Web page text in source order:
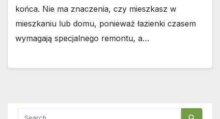
końca. Nie ma znaczenia, czy mieszkasz w
mieszkaniu lub domu, ponieważ łazienki czasem
wymagają specjalnego remontu, a…